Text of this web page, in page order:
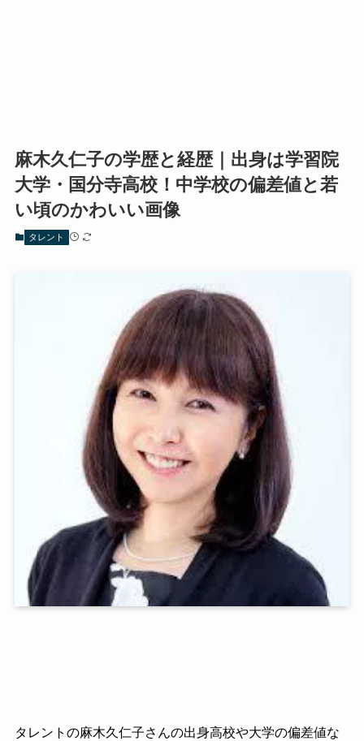
麻木久仁子の学歴と経歴｜出身は学習院
大学・国分寺高校！中学校の偏差値と若
い頃のかわいい画像
タレント
タレントの麻木久仁子さんの出身高校や大学の偏差値な